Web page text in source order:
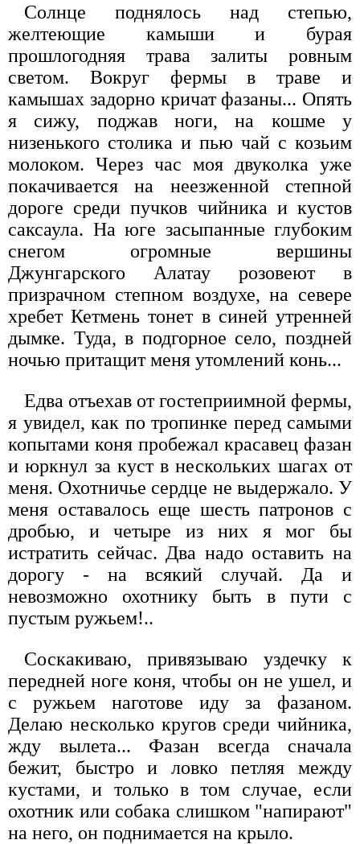
Солнце поднялось над степью,
желтеющие камыши и бурая
прошлогодняя трава залиты ровным
светом. Вокруг фермы в траве и
камышах задорно кричат фазаны... Опять
я сижу, поджав ноги, на кошме у
низенького столика и пью чай с козьим
молоком. Через час моя двуколка уже
покачивается на неезженной степной
дороге среди пучков чийника и кустов
саксаула. На юге засыпанные глубоким
снегом огромные вершины
Джунгарского Алатау розовеют в
призрачном степном воздухе, на севере
хребет Кетмень тонет в синей утренней
дымке. Туда, в подгорное село, поздней
ночью притащит меня утомлений конь...
Едва отъехав от гостеприимной фермы,
я увидел, как по тропинке перед самыми
копытами коня пробежал красавец фазан
и юркнул за куст в нескольких шагах от
меня. Охотничье сердце не выдержало. У
меня оставалось еще шесть патронов с
дробью, и четыре из них я мог бы
истратить сейчас. Два надо оставить на
дорогу - на всякий случай. Да и
невозможно охотнику быть в пути с
пустым ружьем!..
Соскакиваю, привязываю уздечку к
передней ноге коня, чтобы он не ушел, и
с ружьем наготове иду за фазаном.
Делаю несколько кругов среди чийника,
жду вылета... Фазан всегда сначала
бежит, быстро и ловко петляя между
кустами, и только в том случае, если
охотник или собака слишком "напирают"
на него, он поднимается на крыло.